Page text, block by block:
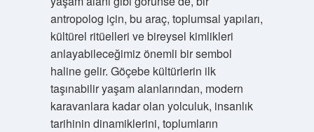
antropolog için, bu araç, toplumsal yapıları,
kültürel ritüelleri ve bireysel kimlikleri
anlayabileceğimiz önemli bir sembol
haline gelir. Göçebe kültürlerin ilk
taşınabilir yaşam alanlarından, modern
karavanlara kadar olan yolculuk, insanlık
tarihinin dinamiklerini, toplumların